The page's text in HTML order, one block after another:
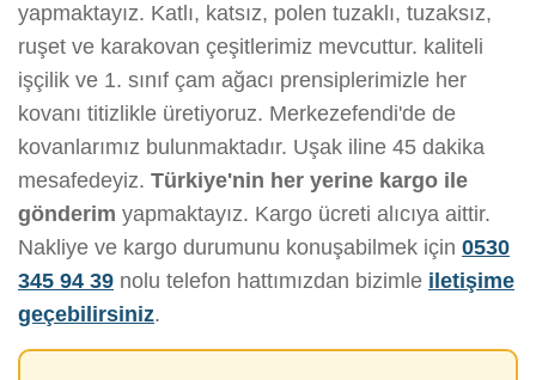
yapmaktayız. Katlı, katsız, polen tuzaklı, tuzaksız,
ruşet ve karakovan çeşitlerimiz mevcuttur. kaliteli
işçilik ve 1. sınıf çam ağacı prensiplerimizle her
kovanı titizlikle üretiyoruz. Merkezefendi'de de
kovanlarımız bulunmaktadır. Uşak iline 45 dakika
mesafedeyiz. Türkiye'nin her yerine kargo ile
gönderim yapmaktayız. Kargo ücreti alıcıya aittir.
Nakliye ve kargo durumunu konuşabilmek için 0530
345 94 39 nolu telefon hattımızdan bizimle iletişime
geçebilirsiniz.